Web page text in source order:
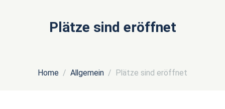
Plätze sind eröffnet
Home Allgemein Plätze sind eröffnet